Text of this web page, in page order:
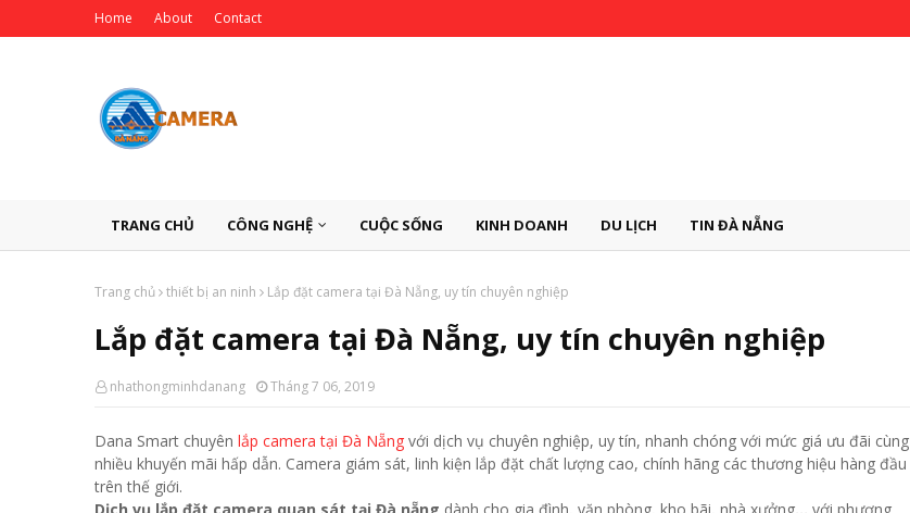
Home About Contact
TRANG CHỦ CÔNG NGHỆ CUỘC SỐNG KINH DOANH DU LỊCH TIN ĐÀ NẴNG
Trang chủ thiết bị an ninh Lắp đặt camera tại Đà Nẵng, uy tín chuyên nghiệp
Lắp đặt camera tại Đà Nẵng, uy tín chuyên nghiệp
nhathongminhdanang Tháng 7 06, 2019
Dana Smart chuyên lắp camera tại Đà Nẵng với dịch vụ chuyên nghiệp, uy tín, nhanh chóng với mức giá ưu đãi cùng
nhiều khuyến mãi hấp dẫn. Camera giám sát, linh kiện lắp đặt chất lượng cao, chính hãng các thương hiệu hàng đầu
trên thế giới.